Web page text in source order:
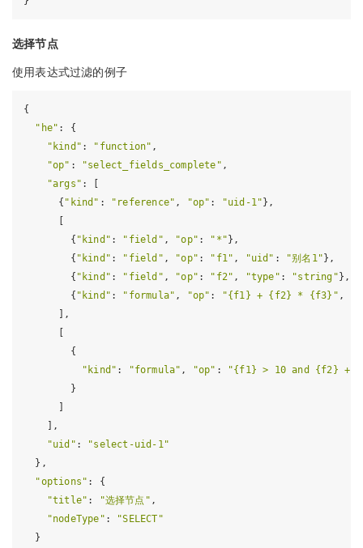
选择节点
使用表达式过滤的例子
{
"he" : {
"kind" : "function" ,
"op" : "select_fields_complete" ,
"args" : [
      {
"kind" : "reference" , "op" : "uid-1"
        {
"kind" : "field" , "op" : "*"
        {
"kind" : "field" , "op" : "f1" , "uid" : "别名1"
        {
"kind" : "field" , "op" : "f2" , "type" : "string"
        {
"kind" : "formula" , "op" : "{f1} + {f2} * {f3}" ,
      ],
        {
"kind" : "formula" , "op" :
"{f1} > 10 and {f2} +
        }
    ],
"uid" :
"select-uid-1"
  },
"options" : {
"title" : "选择节点" ,
"nodeType" :
"SELECT"
  }